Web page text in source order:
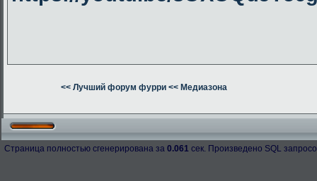
<< Лучший форум фурри << Медиазона
Страница полностью сгенерирована за 0.061 сек. Произведено SQL